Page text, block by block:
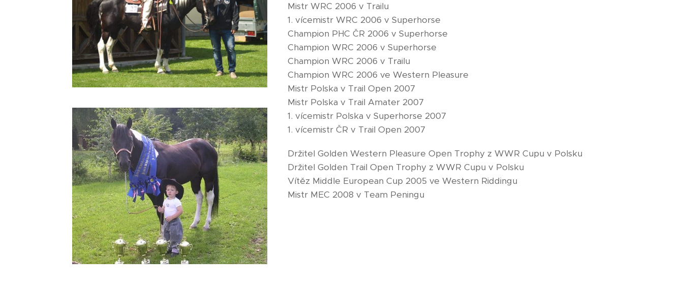
Mistr WRC 2006 v Trailu
1. vícemistr WRC 2006 v Superhorse
Champion PHC ČR 2006 v Superhorse
Champion WRC 2006 v Superhorse
Champion WRC 2006 v Trailu
Champion WRC 2006 ve Western Pleasure
Mistr Polska v Trail Open 2007
Mistr Polska v Trail Amater 2007
1. vícemistr Polska v Superhorse 2007
1. vícemistr ČR v Trail Open 2007
Držitel Golden Western Pleasure Open Trophy z WWR Cupu v Polsku
Držitel Golden Trail Open Trophy z WWR Cupu v Polsku
Vítěz Middle European Cup 2005 ve Western Riddingu
Mistr MEC 2008 v Team Peningu